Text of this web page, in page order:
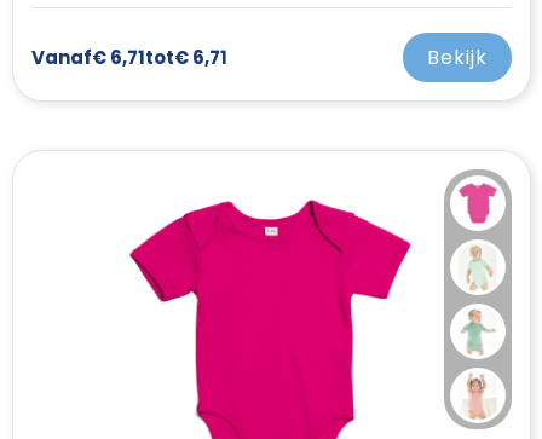
Vanaf€ 6,71tot€ 6,71 Bekijk